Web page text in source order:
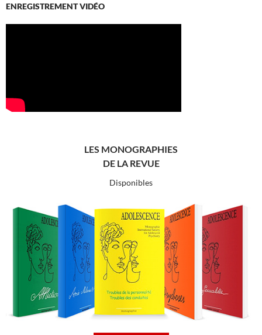
ENREGISTREMENT VIDÉO
LES MONOGRAPHIES
DE LA REVUE
Disponibles